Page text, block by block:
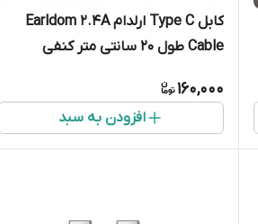
کابل Type C ارلدام Earldom 2.4A
Cable طول 20 سانتی متر کنفی
160,000
افزودن به سبد